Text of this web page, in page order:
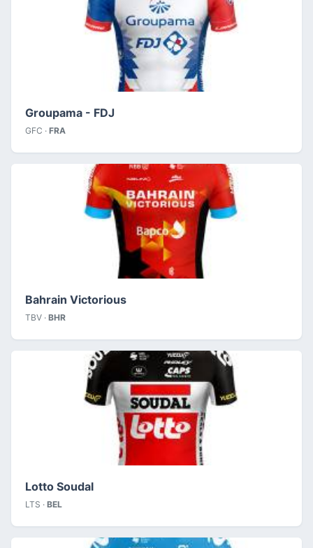
Groupama - FDJ
GFC · FRA
Bahrain Victorious
TBV · BHR
Lotto Soudal
LTS · BEL